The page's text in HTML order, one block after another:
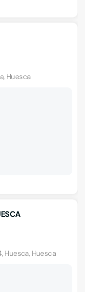
Huesca
Huesca, Huesca